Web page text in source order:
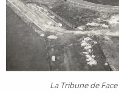
La Tribune de